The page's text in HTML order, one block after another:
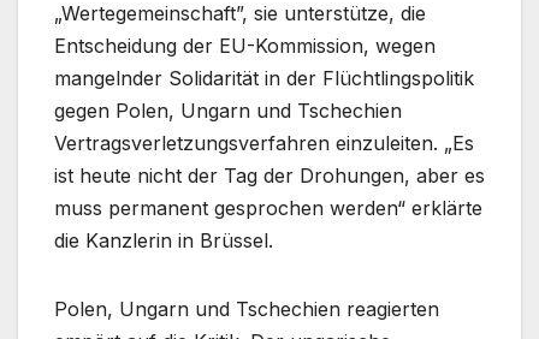
„Wertegemeinschaft”, sie unterstütze, die
Entscheidung der EU-Kommission, wegen
mangelnder Solidarität in der Flüchtlingspolitik
gegen Polen, Ungarn und Tschechien
Vertragsverletzungsverfahren einzuleiten. „Es
ist heute nicht der Tag der Drohungen, aber es
muss permanent gesprochen werden“ erklärte
die Kanzlerin in Brüssel.
Polen, Ungarn und Tschechien reagierten